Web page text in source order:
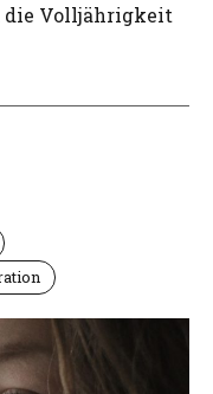
die Volljährigkeit